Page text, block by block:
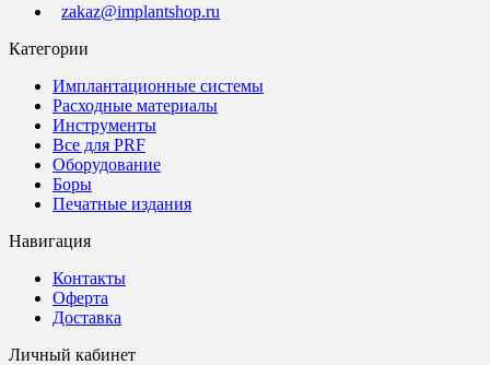
zakaz@implantshop.ru
Категории
Имплантационные системы
Расходные материалы
Инструменты
Все для PRF
Оборудование
Боры
Печатные издания
Навигация
Контакты
Оферта
Доставка
Личный кабинет